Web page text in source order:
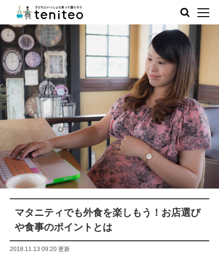
マタニティでも外食を楽しもう！お店選び
や食事のポイントとは
2018.11.13 09:20 更新